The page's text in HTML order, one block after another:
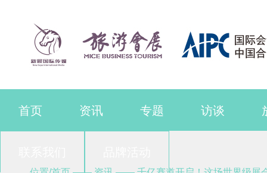
首页 资讯 专题 访谈